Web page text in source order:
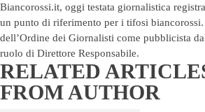
Biancorossi.it, oggi testata giornalistica
un punto di riferimento per i tifosi
dell’Ordine dei Giornalisti come pubblicista
ruolo di Direttore Responsabile.
RELATED
FROM AUTHOR